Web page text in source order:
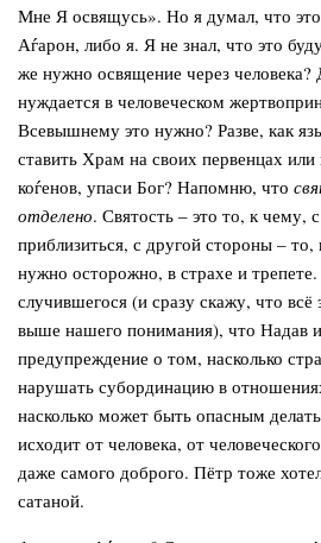
Мне Я освящусь». Но я думал, что
Аѓарон, либо я. Я не знал, что это
же нужно освящение через человека?
нуждается в человеческом
Всевышнему это нужно? Разве, как
ставить Храм на своих первенцах
коѓенов, упаси Бог? Напомню, что
отделено. Святость – это то, к чему,
приблизиться, с другой стороны –
нужно осторожно, в страхе и
случившегося (и сразу скажу, что всё
выше нашего понимания), что Надав
предупреждение о том, насколько
нарушать субординацию в
насколько может быть опасным
исходит от человека, от
даже самого доброго. Пётр тоже
сатаной.